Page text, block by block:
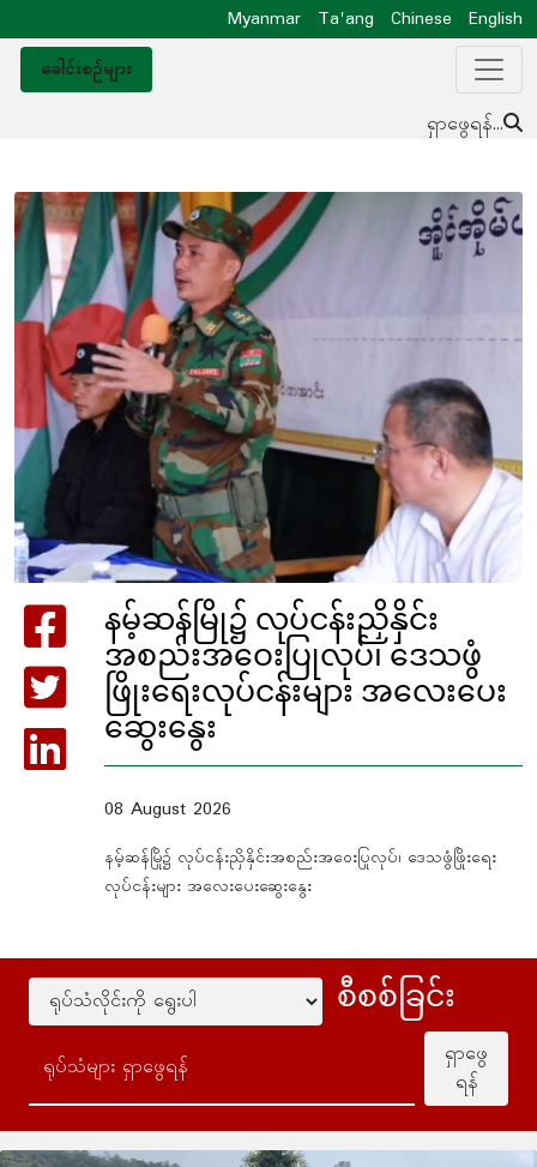
Myanmar Ta'ang Chinese
English
ခေါင်းစဥ်များ
ရှာဖွေရန်...
နမ့်ဆန်မြို၌ လုပ်ငန်းညှိနှိင်း
အစည်းအဝေးပြုလုပ်၊ ဒေသဖွံ
ဖြိုးရေးလုပ်ငန်းများ အလေးပေး
ဆွေးနွေး
08 August 2026
နမ့်ဆန်မြို၌ လုပ်ငန်းညှိနှိင်းအစည်းအဝေးပြုလုပ်၊ ဒေသဖွံဖြိုးရေး
လုပ်ငန်းများ အလေးပေးဆွေးနွေး
စီစစ်ခြင်း
ရှာဖွေ
ရန်